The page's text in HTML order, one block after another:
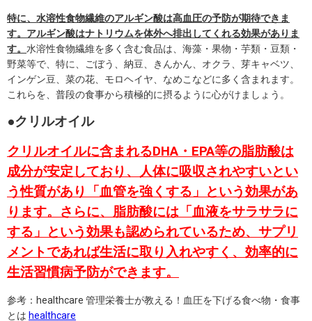
特に、水溶性食物繊維のアルギン酸は高血圧の予防が期待できま
す。アルギン酸はナトリウムを体外へ排出してくれる効果がありま
す。 水溶性食物繊維を多く含む食品は、海藻・果物・芋類・豆類・
野菜等で、特に、ごぼう、納豆、きんかん、オクラ、芽キャベツ、
インゲン豆、菜の花、モロヘイヤ、なめこなどに多く含まれます。
これらを、普段の食事から積極的に摂るように心がけましょう。
●クリルオイル
クリルオイルに含まれるDHA・EPA等の脂肪酸は
成分が安定しており、人体に吸収されやすいとい
う性質があり「血管を強くする」という効果があ
ります。さらに、脂肪酸には「血液をサラサラに
する」という効果も認められているため、サプリ
メントであれば生活に取り入れやすく、効率的に
生活習慣病予防ができます。
参考：healthcare 管理栄養士が教える！血圧を下げる食べ物・食事
とは healthcare